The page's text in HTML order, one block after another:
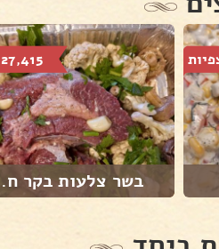
27,415 צפיות
בשר צלעות בקר